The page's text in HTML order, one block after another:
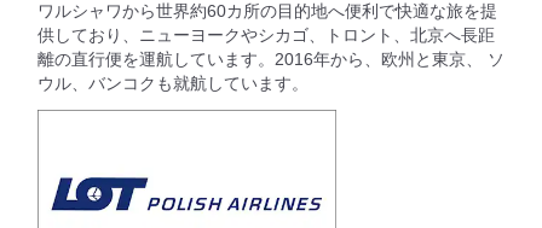
ワルシャワから世界約60カ所の目的地へ便利で快適な旅を提
供しており、ニューヨークやシカゴ、トロント、北京へ長距
離の直行便を運航しています。2016年から、欧州と東京、 ソ
ウル、バンコクも就航しています。